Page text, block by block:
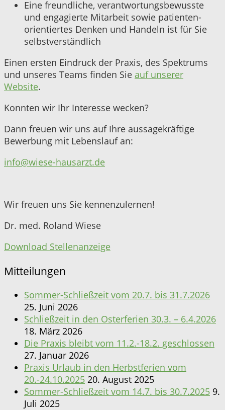
Eine freundliche, verantwortungsbewusste
und engagierte Mitarbeit sowie patienten-
orientiertes Denken und Handeln ist für Sie
selbstverständlich
Einen ersten Eindruck der Praxis, des Spektrums
und unseres Teams finden Sie auf unserer
Website.
Konnten wir Ihr Interesse wecken?
Dann freuen wir uns auf Ihre aussagekräftige
Bewerbung mit Lebenslauf an:
info@wiese-hausarzt.de
Wir freuen uns Sie kennenzulernen!
Dr. med. Roland Wiese
Download Stellenanzeige
Mitteilungen
Sommer-Schließzeit vom 20.7. bis 31.7.2026
25. Juni 2026
Schließzeit in den Osterferien 30.3. – 6.4.2026
18. März 2026
Die Praxis bleibt vom 11.2.-18.2. geschlossen
27. Januar 2026
Praxis Urlaub in den Herbstferien vom
20.-24.10.2025 20. August 2025
Sommer-Schließzeit vom 14.7. bis 30.7.2025 9.
Juli 2025